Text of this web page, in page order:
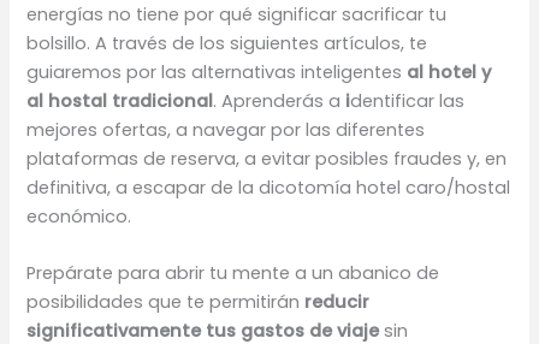
energías no tiene por qué significar sacrificar tu
bolsillo. A través de los siguientes artículos, te
guiaremos por las alternativas inteligentes al hotel y
al hostal tradicional. Aprenderás a identificar las
mejores ofertas, a navegar por las diferentes
plataformas de reserva, a evitar posibles fraudes y, en
definitiva, a escapar de la dicotomía hotel caro/hostal
económico.
Prepárate para abrir tu mente a un abanico de
posibilidades que te permitirán reducir
significativamente tus gastos de viajesin